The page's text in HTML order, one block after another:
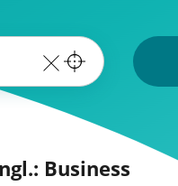
Business